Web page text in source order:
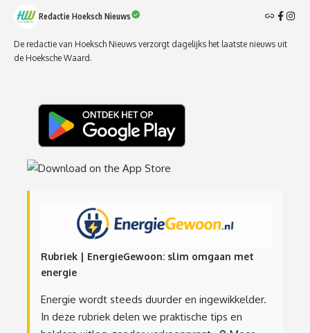
Redactie Hoeksch Nieuws
De redactie van Hoeksch Nieuws verzorgt dagelijks het laatste nieuws uit
de Hoeksche Waard.
Rubriek | EnergieGewoon: slim omgaan met
energie
Energie wordt steeds duurder en ingewikkelder.
In deze rubriek delen we praktische tips en